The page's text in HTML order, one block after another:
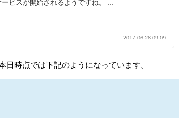
ビスが開始されるようですね。 ...
2017-06-28 09:09
時点では下記のようになっています。